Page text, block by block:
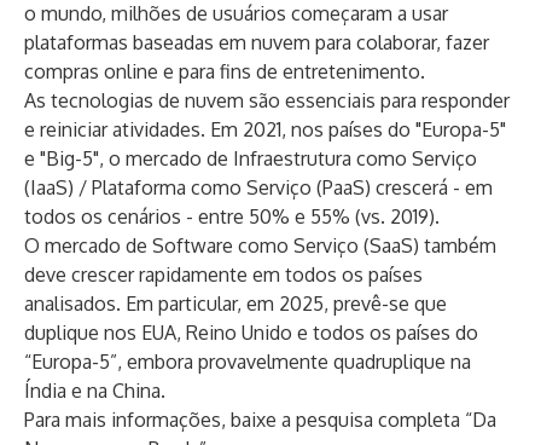
o mundo, milhões de usuários começaram a usar
plataformas baseadas em nuvem para colaborar, fazer
compras online e para fins de entretenimento.
As tecnologias de nuvem são essenciais para responder
e reiniciar atividades. Em 2021, nos países do "Europa-5"
e "Big-5", o mercado de Infraestrutura como Serviço
(IaaS) / Plataforma como Serviço (PaaS) crescerá - em
todos os cenários - entre 50% e 55% (vs. 2019).
O mercado de Software como Serviço (SaaS) também
deve crescer rapidamente em todos os países
analisados. Em particular, em 2025, prevê-se que
duplique nos EUA, Reino Unido e todos os países do
“Europa-5”, embora provavelmente quadruplique na
Índia e na China.
Para mais informações, baixe a pesquisa completa “Da